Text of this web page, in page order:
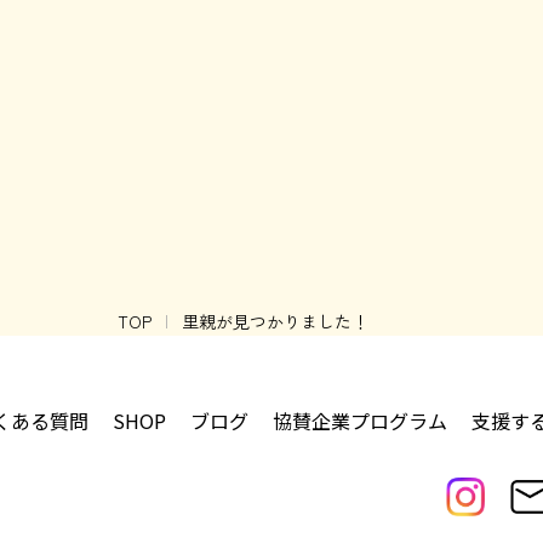
TOP 里親が見つかりました！
ある質問 SHOP ブログ 協賛企業プログラム 支援す